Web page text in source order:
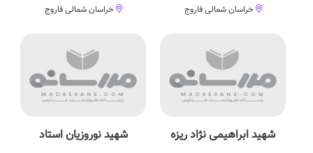
خراسان شمالی فاروج
خراسان شمالی فاروج
شهید ابراهیمی نژاد ریزه شهید نوروزیان استاد